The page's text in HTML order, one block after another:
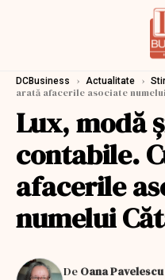
DCBusiness › Actualitate ›
arată afacerile asociate
Lux, modă
contabile.
afacerile
numelui
De Oana Pavelescu